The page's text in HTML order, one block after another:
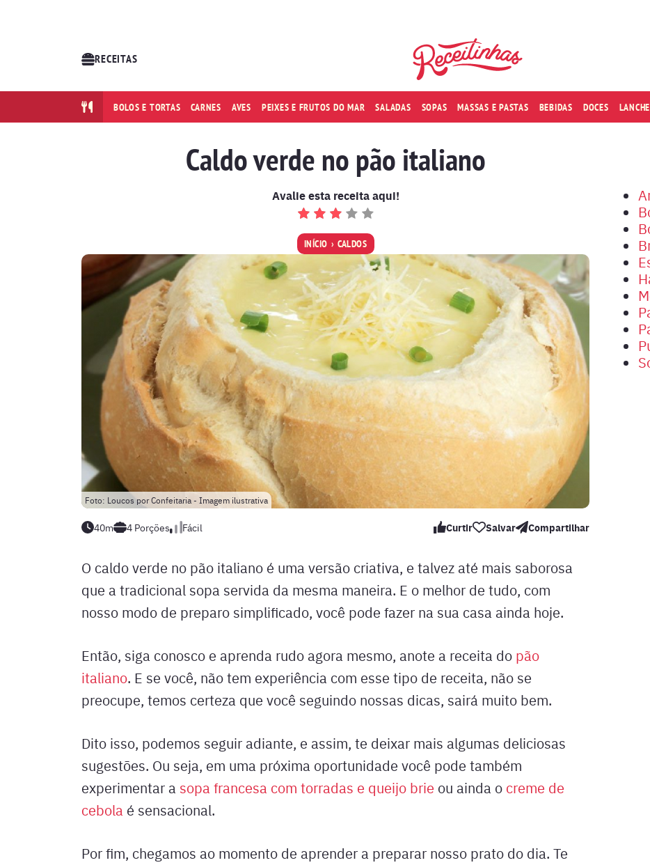
RECEITAS
BOLOS E TORTAS CARNES AVES PEIXES E FRUTOS DO MAR SALADAS SOPAS MASSAS E PASTAS BEBIDAS DOCES
Caldo verde no pão italiano
Avalie esta receita aqui!
INÍCIO CALDOS
Foto: Loucos por Confeitaria - Imagem ilustrativa
40m 4 Porções Fácil Curtir Salvar Compartilhar
O caldo verde no pão italiano é uma versão criativa, e talvez até mais saborosa
que a tradicional sopa servida da mesma maneira. E o melhor de tudo, com
nosso modo de preparo simplificado, você pode fazer na sua casa ainda hoje.
Então, siga conosco e aprenda rudo agora mesmo, anote a receita do pão
italiano. E se você, não tem experiência com esse tipo de receita, não se
preocupe, temos certeza que você seguindo nossas dicas, sairá muito bem.
Dito isso, podemos seguir adiante, e assim, te deixar mais algumas deliciosas
sugestões. Ou seja, em uma próxima oportunidade você pode também
experimentar a sopa francesa com torradas e queijo brie ou ainda o creme de
cebola é sensacional.
Por fim, chegamos ao momento de aprender a preparar nosso prato do dia. Te